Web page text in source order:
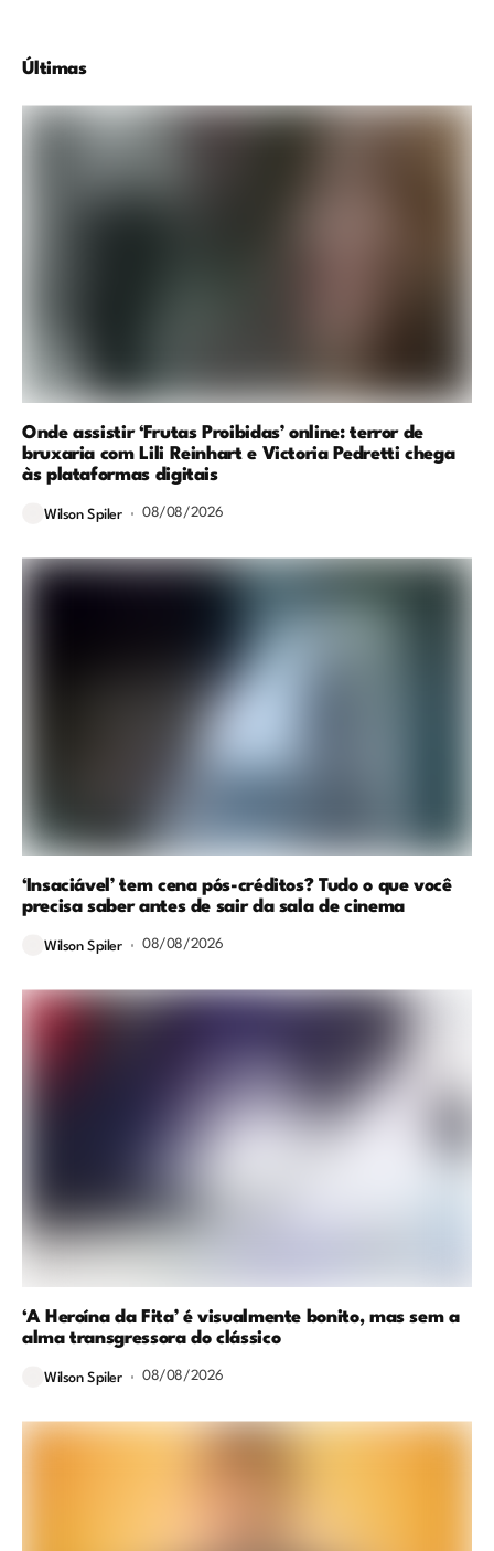
Últimas
Onde assistir ‘Frutas Proibidas’ online: terror de
bruxaria com Lili Reinhart e Victoria Pedretti chega
às plataformas digitais
Wilson Spiler 08/08/2026
‘Insaciável’ tem cena pós-créditos? Tudo o que você
precisa saber antes de sair da sala de cinema
Wilson Spiler 08/08/2026
‘A Heroína da Fita’ é visualmente bonito, mas sem a
alma transgressora do clássico
Wilson Spiler 08/08/2026